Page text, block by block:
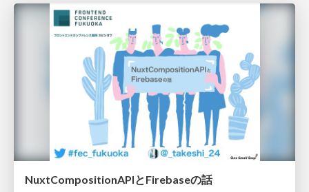
NuxtCompositionAPIとFirebaseの話